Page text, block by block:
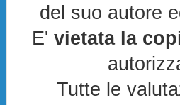
del suo autore
E'vietata la
Tutte le